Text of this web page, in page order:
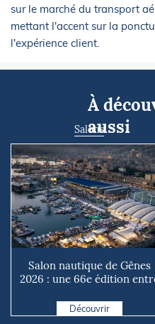
sur le marché du transport
mettant l'accent sur la
l'expérience client.
À
aussi
Salons
Salon nautique de Gênes
2026 : une 66e édition
Découvrir